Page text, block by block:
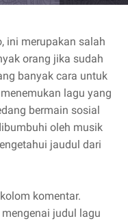
ini merupakan salah
orang jika sudah
banyak cara untuk
lagu yang
bermain sosial
oleh musik
jaudul dari
komentar.
judul lagu